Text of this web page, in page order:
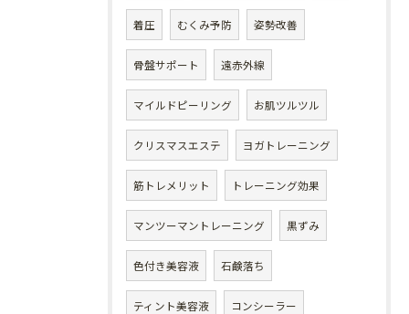
着圧 むくみ予防 姿勢改善
骨盤サポート 遠赤外線
マイルドピーリング お肌ツルツル
クリスマスエステ ヨガトレーニング
筋トレメリット トレーニング効果
マンツーマントレーニング 黒ずみ
色付き美容液 石鹸落ち
ティント美容液 コンシーラー